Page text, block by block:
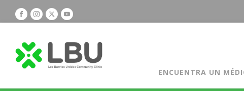
ENCUENTRA UN